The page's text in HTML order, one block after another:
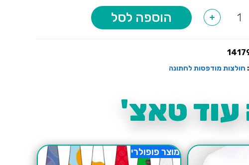
+ הוספה לסל
חולצות מודפסות לחתונה
עוד טאצ'
מוצר פופולרי